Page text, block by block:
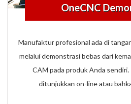
OneCNC
Manufaktur profesional ada di
melalui demonstrasi bebas dari
CAM pada produk Anda
ditunjukkan on-line atau